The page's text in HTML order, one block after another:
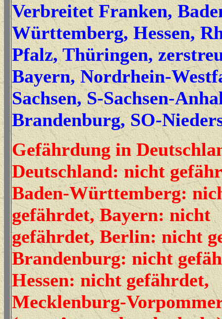
Verbreitet Franken,
Württemberg, Hessen,
Pfalz, Thüringen,
Bayern, Nordrhein-
Sachsen, S-Sachsen-
Brandenburg, SO-
Gefährdung in
Deutschland: nicht
Baden-Württemberg:
gefährdet, Bayern: nicht
gefährdet, Berlin: nicht
Brandenburg: nicht
Hessen: nicht gefährdet,
Mecklenburg-